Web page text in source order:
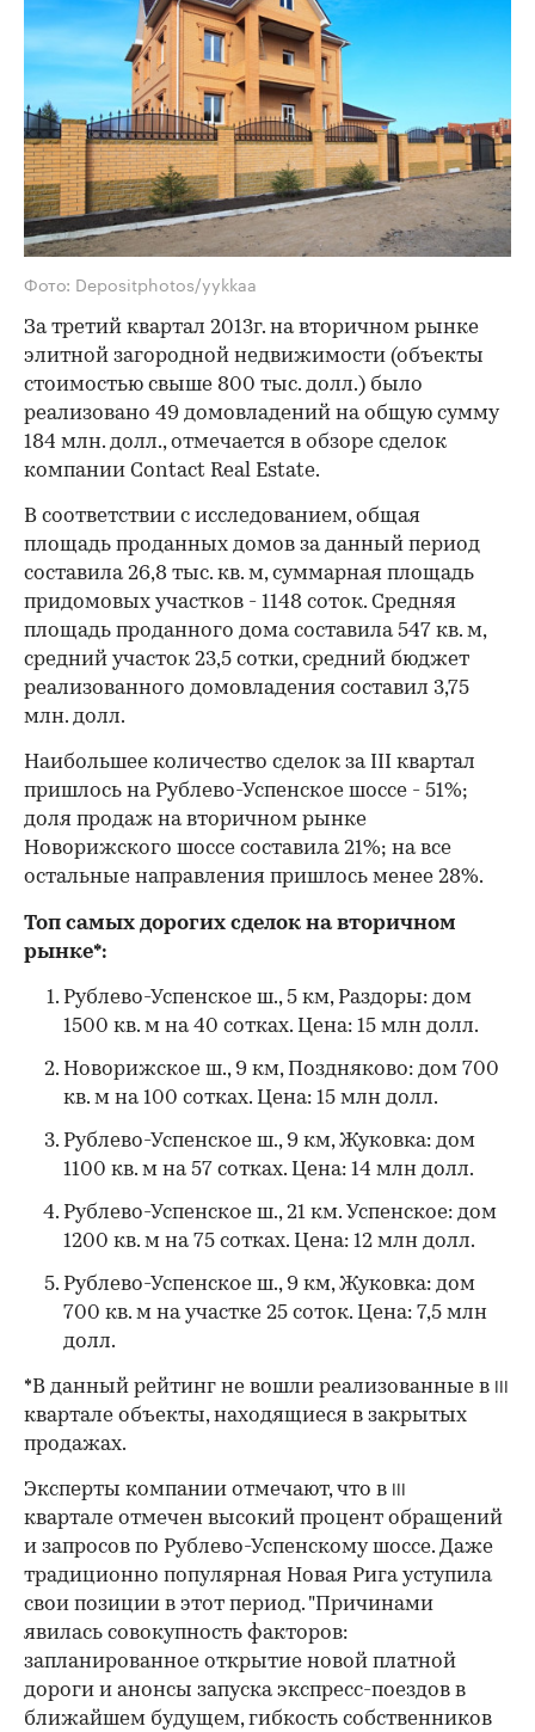
Фото: Depositphotos/yykkaa
За третий квартал 2013г. на вторичном рынке
элитной загородной недвижимости (объекты
стоимостью свыше 800 тыс. долл.) было
реализовано 49 домовладений на общую сумму
184 млн. долл., отмечается в обзоре сделок
компании Contact Real Estate.
В соответствии с исследованием, общая
площадь проданных домов за данный период
составила 26,8 тыс. кв. м, суммарная площадь
придомовых участков - 1148 соток. Средняя
площадь проданного дома составила 547 кв. м,
средний участок 23,5 сотки, средний бюджет
реализованного домовладения составил 3,75
млн. долл.
Наибольшее количество сделок за III квартал
пришлось на Рублево-Успенское шоссе - 51%;
доля продаж на вторичном рынке
Новорижского шоссе составила 21%; на все
остальные направления пришлось менее 28%.
Топ самых дорогих сделок на вторичном
рынке*:
Рублево-Успенское ш., 5 км, Раздоры: дом
1500 кв. м на 40 сотках. Цена: 15 млн долл.
Новорижское ш., 9 км, Поздняково: дом 700
кв. м на 100 сотках. Цена: 15 млн долл.
Рублево-Успенское ш., 9 км, Жуковка: дом
1100 кв. м на 57 сотках. Цена: 14 млн долл.
Рублево-Успенское ш., 21 км. Успенское: дом
1200 кв. м на 75 сотках. Цена: 12 млн долл.
Рублево-Успенское ш., 9 км, Жуковка: дом
700 кв. м на участке 25 соток. Цена: 7,5 млн
долл.
*В данный рейтинг не вошли реализованные в
квартале объекты, находящиеся в закрытых
продажах.
Эксперты компании отмечают, что в
квартале отмечен высокий процент обращений
и запросов по Рублево-Успенскому шоссе. Даже
традиционно популярная Новая Рига уступила
свои позиции в этот период. "Причинами
явилась совокупность факторов:
запланированное открытие новой платной
дороги и анонсы запуска экспресс-поездов в
ближайшем будущем, гибкость собственников